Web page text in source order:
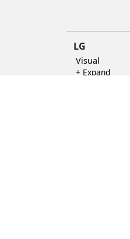
replica
handbags
LG
Visual
+ Expand